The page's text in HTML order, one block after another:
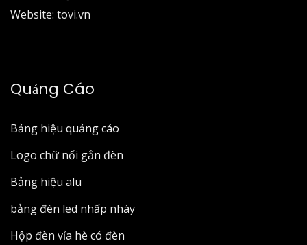
Website: tovi.vn
Quảng Cáo
Bảng hiệu quảng cáo
Logo chữ nổi gắn đèn
Bảng hiệu alu
bảng đèn led nhấp nháy
Hộp đèn vỉa hè có đèn